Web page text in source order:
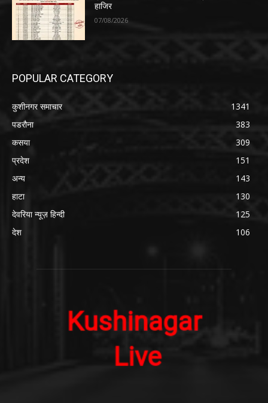
हाजिर
07/08/2026
POPULAR CATEGORY
कुशीनगर समाचार
1341
पडरौना
383
कसया
309
प्रदेश
151
अन्य
143
हाटा
130
देवरिया न्यूज़ हिन्दी
125
देश
106